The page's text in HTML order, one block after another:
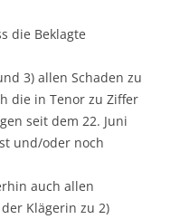
die Beklagte
3) allen Schaden zu
die in Tenor zu Ziffer
seit dem 22. Juni
und/oder noch
auch allen
Klägerin zu 2)